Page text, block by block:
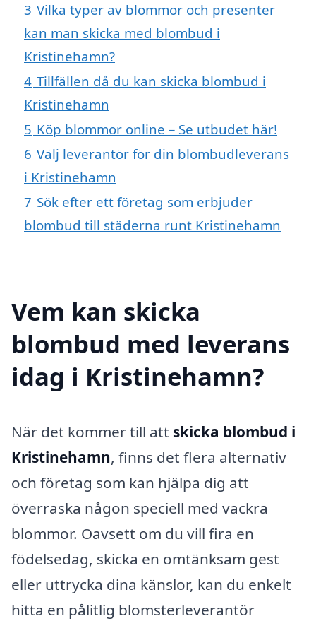
3 Vilka typer av blommor och presenter
kan man skicka med blombud i
Kristinehamn?
4 Tillfällen då du kan skicka blombud i
Kristinehamn
5 Köp blommor online – Se utbudet här!
6 Välj leverantör för din blombudleverans
i Kristinehamn
7 Sök efter ett företag som erbjuder
blombud till städerna runt Kristinehamn
Vem kan skicka
blombud med leverans
idag i Kristinehamn?
När det kommer till att skicka blombud i
Kristinehamn, finns det flera alternativ
och företag som kan hjälpa dig att
överraska någon speciell med vackra
blommor. Oavsett om du vill fira en
födelsedag, skicka en omtänksam gest
eller uttrycka dina känslor, kan du enkelt
hitta en pålitlig blomsterleverantör